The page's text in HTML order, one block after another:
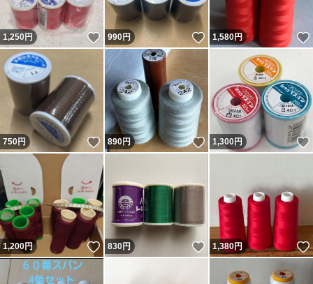
1,250円 いいね！
990円 いいね！
1,580円
750円 いいね！
890円 いいね！
1,300円
1,200円 いいね！
830円 いいね！
1,380円